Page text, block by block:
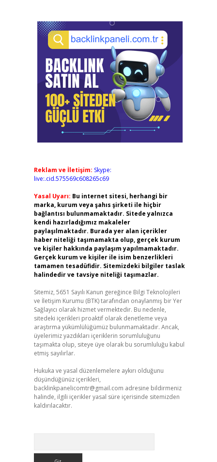
Reklam ve İletişim: Skype:
live:.cid.575569c608265c69
Yasal Uyarı: Bu internet sitesi, herhangi bir
marka, kurum veya şahıs şirketi ile hiçbir
bağlantısı bulunmamaktadır. Sitede yalnızca
kendi hazırladığımız makaleler
paylaşılmaktadır. Burada yer alan içerikler
haber niteliği taşımamakta olup, gerçek kurum
ve kişiler hakkında paylaşım yapılmamaktadır.
Gerçek kurum ve kişiler ile isim benzerlikleri
tamamen tesadüfidir. Sitemizdeki bilgiler taslak
halindedir ve tavsiye niteliği taşımazlar.
Sitemiz, 5651 Sayılı Kanun gereğince Bilgi Teknolojileri
ve İletişim Kurumu (BTK) tarafından onaylanmış bir Yer
Sağlayıcı olarak hizmet vermektedir. Bu nedenle,
sitedeki içerikleri proaktif olarak denetleme veya
araştırma yükümlülüğümüz bulunmamaktadır. Ancak,
üyelerimiz yazdıkları içeriklerin sorumluluğunu
taşımakta olup, siteye üye olarak bu sorumluluğu kabul
etmiş sayılırlar.
Hukuka ve yasal düzenlemelere aykırı olduğunu
düşündüğünüz içerikleri,
backlinkpanelicomtr@gmail.com adresine bildirmeniz
halinde, ilgili içerikler yasal süre içerisinde sitemizden
kaldırılacaktır.